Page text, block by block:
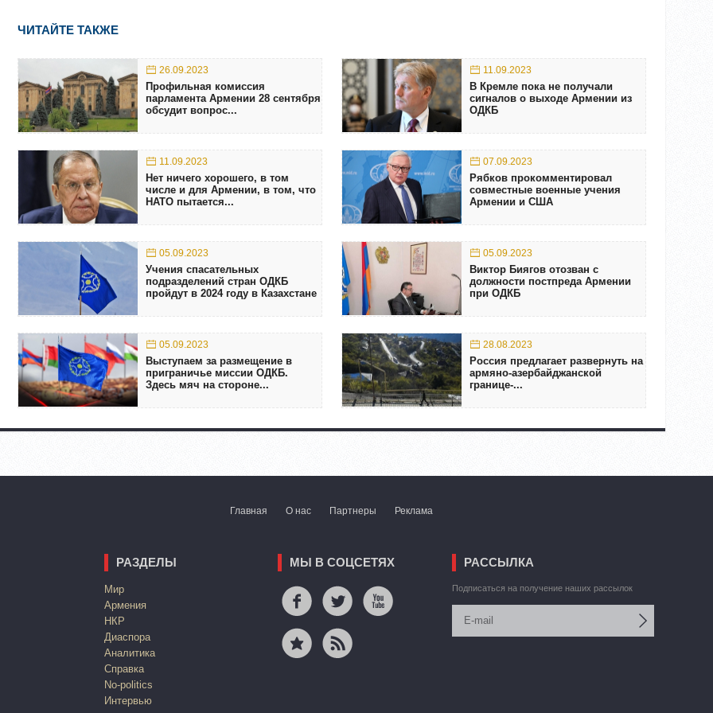
ЧИТАЙТЕ ТАКЖЕ
26.09.2023
Профильная комиссия
парламента Армении 28 сентября
обсудит вопрос...
11.09.2023
В Кремле пока не получали
сигналов о выходе Армении из
ОДКБ
11.09.2023
Нет ничего хорошего, в том
числе и для Армении, в том, что
НАТО пытается...
07.09.2023
Рябков прокомментировал
совместные военные учения
Армении и США
05.09.2023
Учения спасательных
подразделений стран ОДКБ
пройдут в 2024 году в Казахстане
05.09.2023
Виктор Биягов отозван с
должности постпреда Армении
при ОДКБ
05.09.2023
Выступаем за размещение в
приграничье миссии ОДКБ.
Здесь мяч на стороне...
28.08.2023
Россия предлагает развернуть на
армяно-азербайджанской
границе-...
Главная О нас Партнеры Реклама
РАЗДЕЛЫ
Mир
Армения
НКР
Диаспора
Аналитика
Справка
No-politics
Интервью
МЫ В СОЦСЕТЯХ РАССЫЛКА
Подписаться на получение наших рассылок